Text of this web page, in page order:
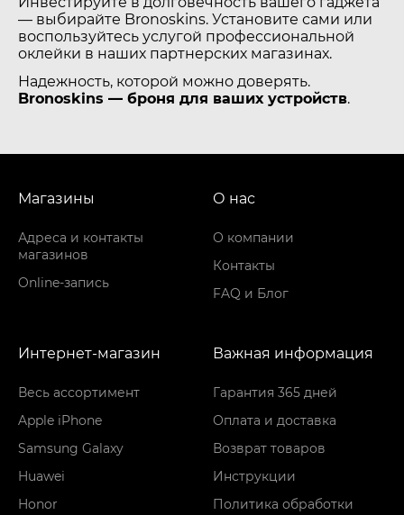
— выбирайте Bronoskins. Установите сами или
воспользуйтесь услугой профессиональной
оклейки в наших партнерских магазинах.
Надежность, которой можно доверять.
Bronoskins — броня для ваших устройств.
Магазины
Адреса и контакты
магазинов
Online-запись
О нас
О компании
Контакты
FAQ и Блог
Интернет-магазин
Весь ассортимент
Apple iPhone
Samsung Galaxy
Huawei
Honor
Важная информация
Гарантия 365 дней
Оплата и доставка
Возврат товаров
Инструкции
Политика обработки